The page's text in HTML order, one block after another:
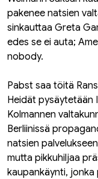
pakenee natsien
sinkauttaa Greta
edes se ei auta;
nobody.
Pabst saa töitä
Heidät pysäytetään
Kolmannen
Berliinissä
natsien
mutta pikkuhiljaa
kaupankäynti,